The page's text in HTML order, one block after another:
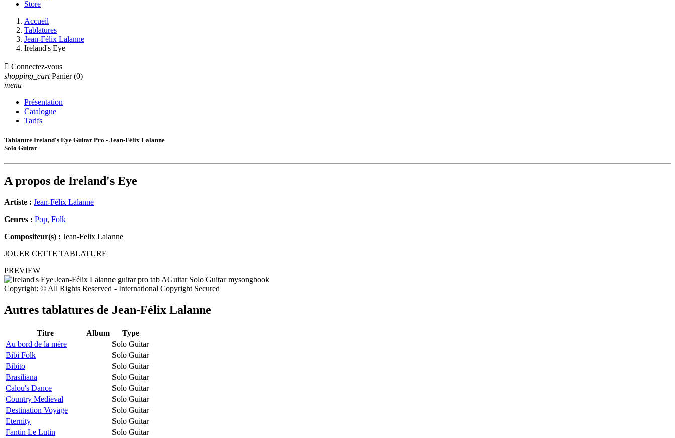
Store
Accueil
Tablatures
Jean-Félix Lalanne
Ireland's Eye
 Connectez-vous
shopping_cart Panier (0)
menu
Présentation
Catalogue
Tarifs
Tablature Ireland's Eye Guitar Pro - Jean-Félix Lalanne
Solo Guitar
A propos de Ireland's Eye
Artiste : Jean-Félix Lalanne
Genres : Pop, Folk
Compositeur(s) : Jean-Felix Lalanne
JOUER CETTE TABLATURE
PREVIEW
Copyright: © All Rights Reserved - International Copyright Secured
Autres tablatures de Jean-Félix Lalanne
Titre Album
Type
Au bord de la mère
Solo Guitar
Bibi Folk
Solo Guitar
Bibito
Solo Guitar
Brasiliana
Solo Guitar
Calou's Dance
Solo Guitar
Country Medieval
Solo Guitar
Destination Voyage
Solo Guitar
Eternity
Solo Guitar
Fantin Le Lutin
Solo Guitar